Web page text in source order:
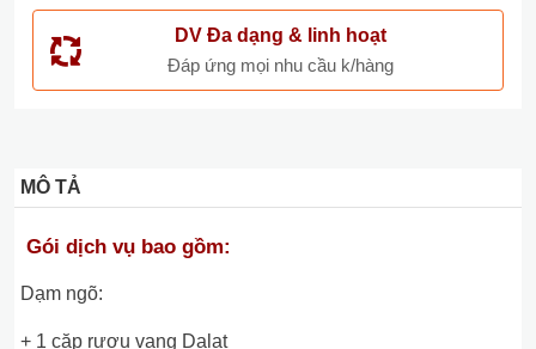
DV Đa dạng & linh hoạt
Đáp ứng mọi nhu cầu k/hàng
MÔ TẢ
Gói dịch vụ bao gồm:
Dạm ngõ:
+ 1 cặp rượu vang Dalat